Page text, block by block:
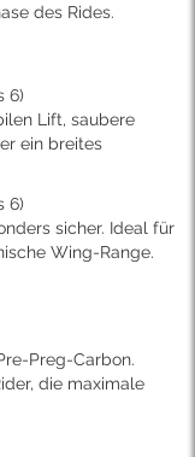
des Rides.
6)
Lift, saubere
ein breites
6)
sicher. Ideal für
Wing-Range.
Preg-Carbon.
die maximale